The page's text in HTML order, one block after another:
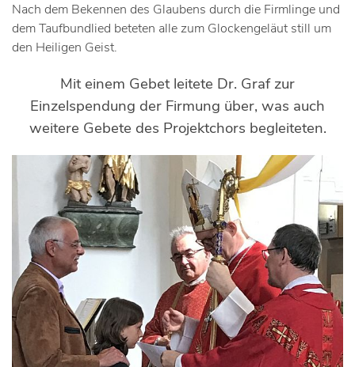
Nach dem Bekennen des Glaubens durch die Firmlinge und
dem Taufbundlied beteten alle zum Glockengeläut still um
den Heiligen Geist.
Mit einem Gebet leitete Dr. Graf zur
Einzelspendung der Firmung über, was auch
weitere Gebete des Projektchors begleiteten.